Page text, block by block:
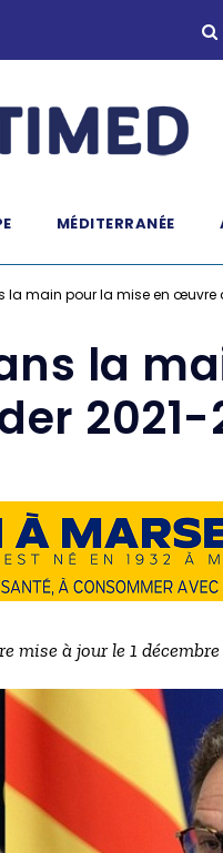
MÉDITERRANÉE
la main pour la mise en œuvre
la
2021-
mise à jour le 1